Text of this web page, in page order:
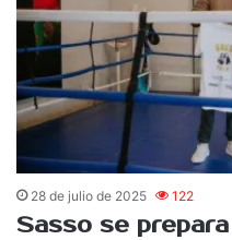
28 de julio de 2025 122
Sasso se